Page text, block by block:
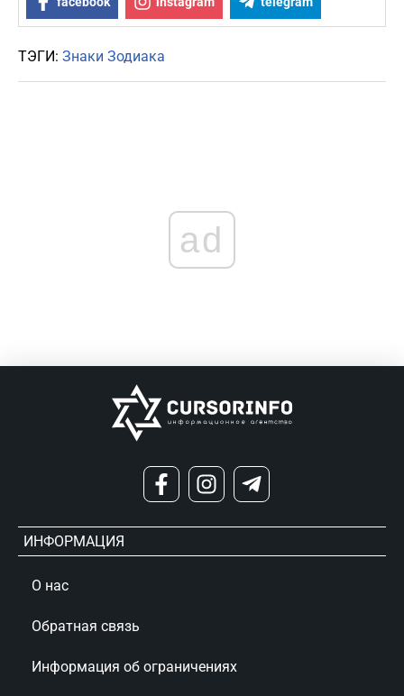
ТЭГИ: Знаки Зодиака
ad
ИНФОРМАЦИЯ
О нас
Обратная связь
Информация об ограничениях